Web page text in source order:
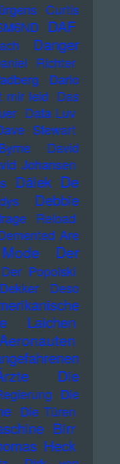
Curtis
DAF
Danger
Richter
Dario
mir leid Das
Data Luv
Stewart
David
Johansen
Dälek De
Debbie
Reload
Are
Der
Der Popolski
Deso
Laichen
Die
Die
Die Türen
Birr
Heck